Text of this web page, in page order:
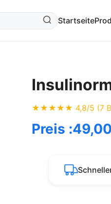
Startseite
★★★★★ 4,8/5 (7
Preis :